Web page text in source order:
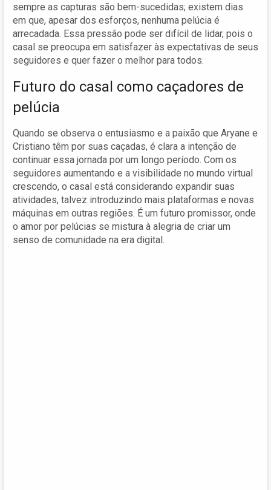
sempre as capturas são bem-sucedidas; existem dias
em que, apesar dos esforços, nenhuma pelúcia é
arrecadada. Essa pressão pode ser difícil de lidar, pois o
casal se preocupa em satisfazer às expectativas de seus
seguidores e quer fazer o melhor para todos.
Futuro do casal como caçadores de
pelúcia
Quando se observa o entusiasmo e a paixão que Aryane e
Cristiano têm por suas caçadas, é clara a intenção de
continuar essa jornada por um longo período. Com os
seguidores aumentando e a visibilidade no mundo virtual
crescendo, o casal está considerando expandir suas
atividades, talvez introduzindo mais plataformas e novas
máquinas em outras regiões. É um futuro promissor, onde
o amor por pelúcias se mistura à alegria de criar um
senso de comunidade na era digital.